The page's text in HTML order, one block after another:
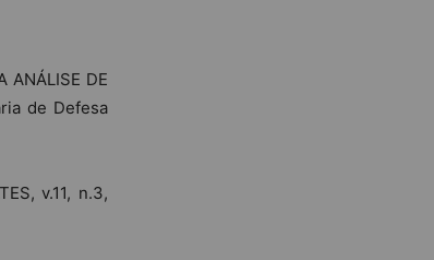
ANÁLISE DE
de Defesa
v.11, n.3,